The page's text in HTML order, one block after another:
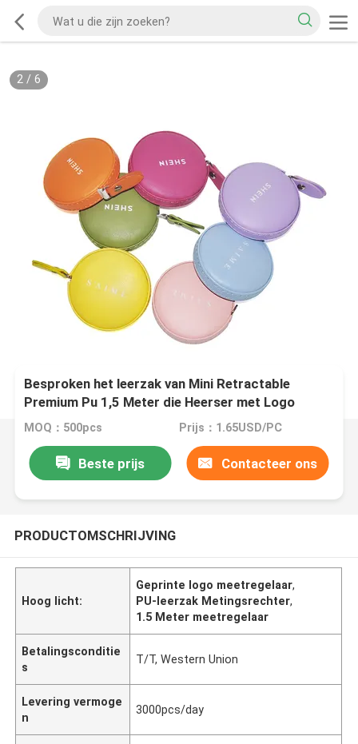
2/ 6
Besproken het leerzak van Mini Retractable
Premium Pu 1,5 Meter die Heerser met Logo
Printed meten
MOQ：500pcs Prijs：1.65USD/PC
Beste prijs Contacteer ons
PRODUCTOMSCHRIJVING
Hoog licht:
Geprinte logo meetregelaar,
PU-leerzak Metingsrechter,
1.5 Meter meetregelaar
Betalingsconditie
s
T/T, Western Union
Levering vermoge
n
3000pcs/day